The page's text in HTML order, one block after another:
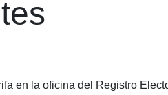
en la oficina del Registro